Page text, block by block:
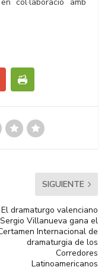
SIGUIENTE
El dramaturgo valenciano
Sergio Villanueva gana el
Internacional de
dramaturgia de los
Corredores
Latinoamericanos